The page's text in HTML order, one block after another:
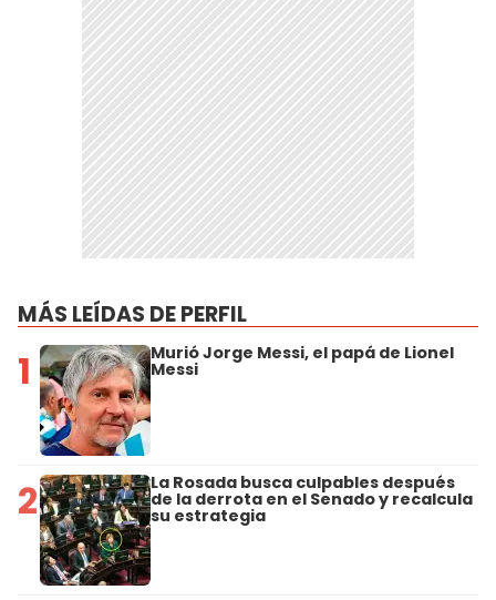
MÁS LEÍDAS DE PERFIL
1 Murió Jorge Messi, el papá de Lionel
Messi
2 La Rosada busca culpables después
de la derrota en el Senado y recalcula
su estrategia